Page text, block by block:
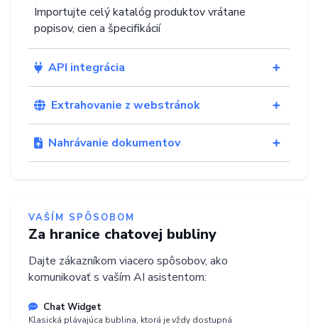
Importujte celý katalóg produktov vrátane
popisov, cien a špecifikácií
API integrácia
Extrahovanie z webstránok
Nahrávanie dokumentov
VAŠÍM SPÔSOBOM
Za hranice chatovej bubliny
Dajte zákazníkom viacero spôsobov, ako
komunikovať s vaším AI asistentom:
Chat Widget
Klasická plávajúca bublina, ktorá je vždy dostupná